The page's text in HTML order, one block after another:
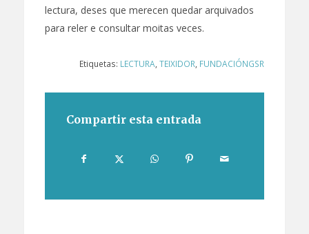
lectura, deses que merecen quedar arquivados
para reler e consultar moitas veces.
Etiquetas: LECTURA,TEIXIDOR, FUNDACIÓNGSR
Compartir esta entrada